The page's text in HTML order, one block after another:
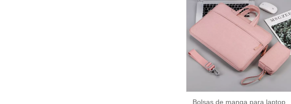
Bolsas de manga para laptop